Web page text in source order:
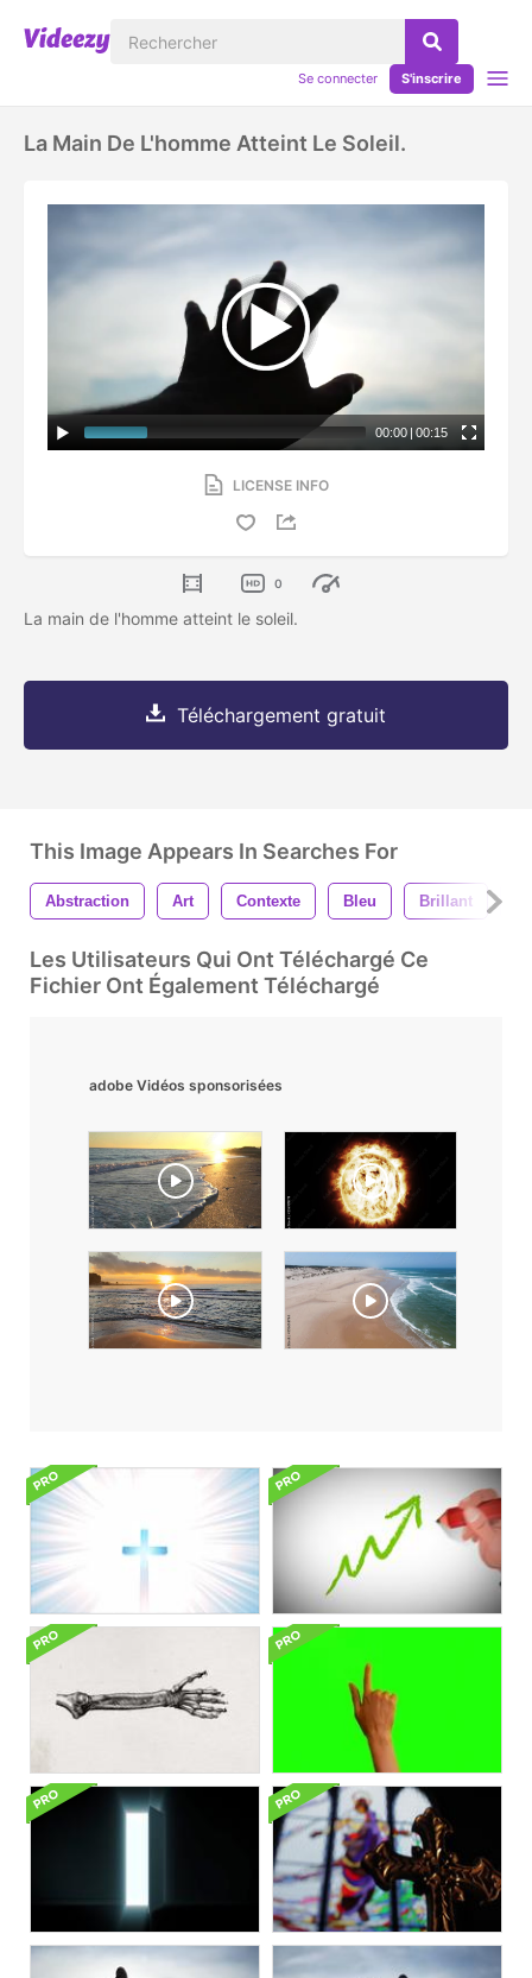
Se connecter S'inscrire
La Main De L'homme Atteint Le Soleil.
00:00 | 00:15
LICENSE INFO
0
La main de l'homme atteint le soleil.
Téléchargement gratuit
This Image Appears In Searches For
Abstraction Art Contexte Bleu Brillant
Les Utilisateurs Qui Ont Téléchargé Ce
Fichier Ont Également Téléchargé
adobe Vidéos sponsorisées